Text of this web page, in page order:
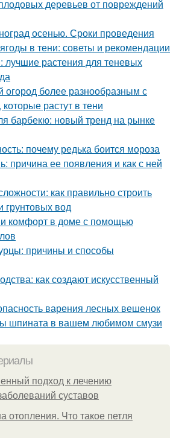
деревьев от повреждений
осенью. Сроки проведения
в тени: советы и рекомендации
растения для теневых
огород более разнообразным с
растут в тени
барбекю: новый тренд на рынке
почему редька боится мороза
причина ее появления и как с ней
как правильно строить
грунтовых вод
и комфорт в доме с помощью
причины и способы
как создают искусственный
варения лесных вешенок
шпината в вашем любимом смузи
подход к лечению
суставов
отопления. Что такое петля